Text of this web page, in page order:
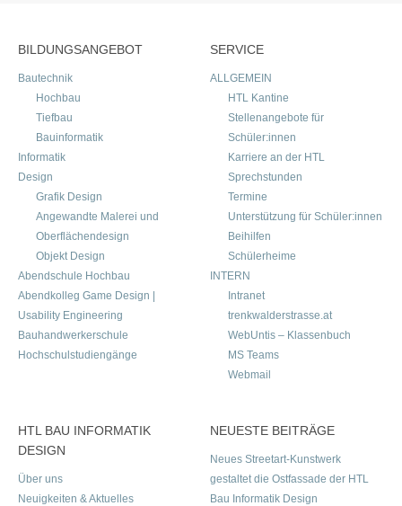
BILDUNGSANGEBOT
Bautechnik
Hochbau
Tiefbau
Bauinformatik
Informatik
Design
Grafik Design
Angewandte Malerei und
Oberflächendesign
Objekt Design
Abendschule Hochbau
Abendkolleg Game Design |
Usability Engineering
Bauhandwerkerschule
Hochschulstudiengänge
SERVICE
ALLGEMEIN
HTL Kantine
Stellenangebote für
Schüler:innen
Karriere an der HTL
Sprechstunden
Termine
Unterstützung für Schüler:innen
Beihilfen
Schülerheime
INTERN
Intranet
trenkwalderstrasse.at
WebUntis – Klassenbuch
MS Teams
Webmail
HTL BAU INFORMATIK
DESIGN
Über uns
Neuigkeiten & Aktuelles
NEUESTE BEITRÄGE
Neues Streetart-Kunstwerk
gestaltet die Ostfassade der HTL
Bau Informatik Design